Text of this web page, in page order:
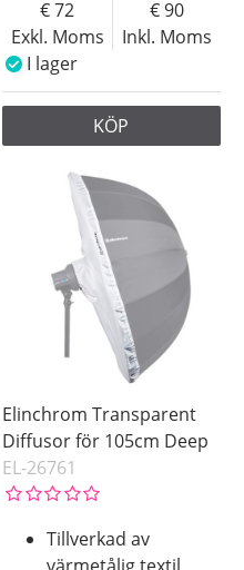
Exkl. Moms
72
Inkl. Moms
90
I lager
KÖP
Elinchrom Transparent
Diffusor för 105cm Deep
EL-26761
Tillverkad av